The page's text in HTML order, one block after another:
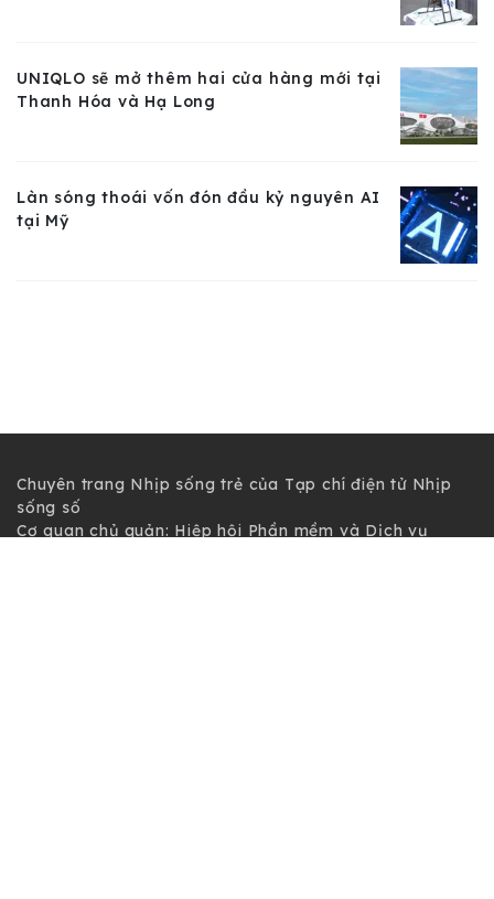
UNIQLO sẽ mở thêm hai cửa hàng mới tại
Thanh Hóa và Hạ Long
Làn sóng thoái vốn đón đầu kỷ nguyên AI
tại Mỹ
Chuyên trang Nhịp sống trẻ của Tạp chí điện tử Nhịp
sống số
Cơ quan chủ quản: Hiệp hội Phần mềm và Dịch vụ